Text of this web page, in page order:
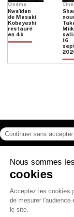
Cinéma
Kwaïdan
de Masaki
Kobayashi
restauré
en 4k
16